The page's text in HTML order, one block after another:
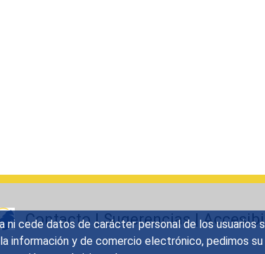
cede datos de carácter personal de los usuarios
información y de comercio electrónico, pedimos
Contacto |Sugerencias|